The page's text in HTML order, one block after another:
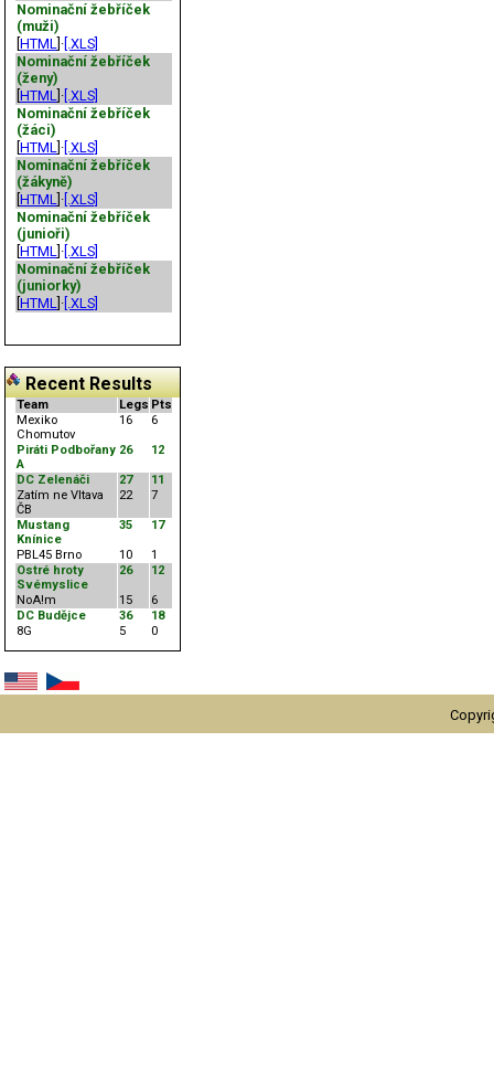
Nominační žebříček
(muži)
HTML ]· [.XLS]
Nominační žebříček
(ženy)
HTML ]· [.XLS]
Nominační žebříček
(žáci)
HTML ]· [.XLS]
Nominační žebříček
(žákyně)
HTML ]· [.XLS]
Nominační žebříček
(junioři)
HTML ]· [.XLS]
Nominační žebříček
(juniorky)
HTML ]· [.XLS]
Recent Results
Team Legs Pts
Mexiko
Chomutov
16 6
Piráti Podbořany
A
26 12
DC Zelenáči 27
11
Zatím ne Vltava
ČB
22 7
Mustang
Knínice
35 17
PBL45 Brno 10
1
Ostré hroty
Svémyslice
26 12
NoA!m 15
6
DC Budějce
36
18
8G
5 0